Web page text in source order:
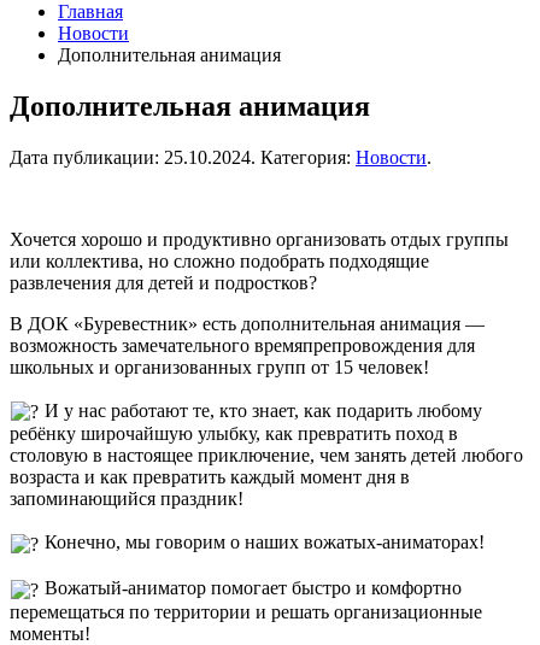
Главная
Новости
Дополнительная анимация
Дополнительная анимация
Дата публикации: 25.10.2024. Категория: Новости.
Хочется хорошо и продуктивно организовать отдых группы
или коллектива, но сложно подобрать подходящие
развлечения для детей и подростков?
В ДОК «Буревестник» есть дополнительная анимация —
возможность замечательного времяпрепровождения для
школьных и организованных групп от 15 человек!
И у нас работают те, кто знает, как подарить любому
ребёнку широчайшую улыбку, как превратить поход в
столовую в настоящее приключение, чем занять детей любого
возраста и как превратить каждый момент дня в
запоминающийся праздник!
Конечно, мы говорим о наших вожатых-аниматорах!
Вожатый-аниматор помогает быстро и комфортно
перемещаться по территории и решать организационные
моменты!